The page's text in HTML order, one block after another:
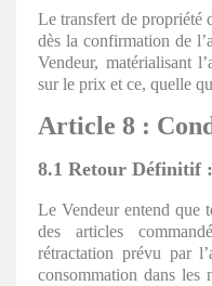
Le transfert de propriété
dès la confirmation de
Vendeur, matérialisant
sur le prix et ce, quelle
Article 8 :
8.1 Retour Définitif :
Le Vendeur entend que
des articles
rétractation prévu par
consommation dans les